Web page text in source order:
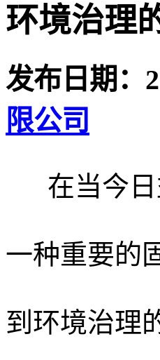
环境治理
发布日期：
限公司
在当今日
一种重要的
到环境治理